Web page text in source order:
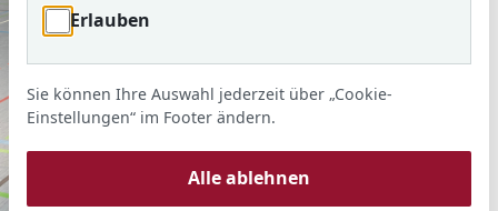
Erlauben
Sie können Ihre Auswahl jederzeit über „Cookie-
Einstellungen“ im Footer ändern.
Alle ablehnen